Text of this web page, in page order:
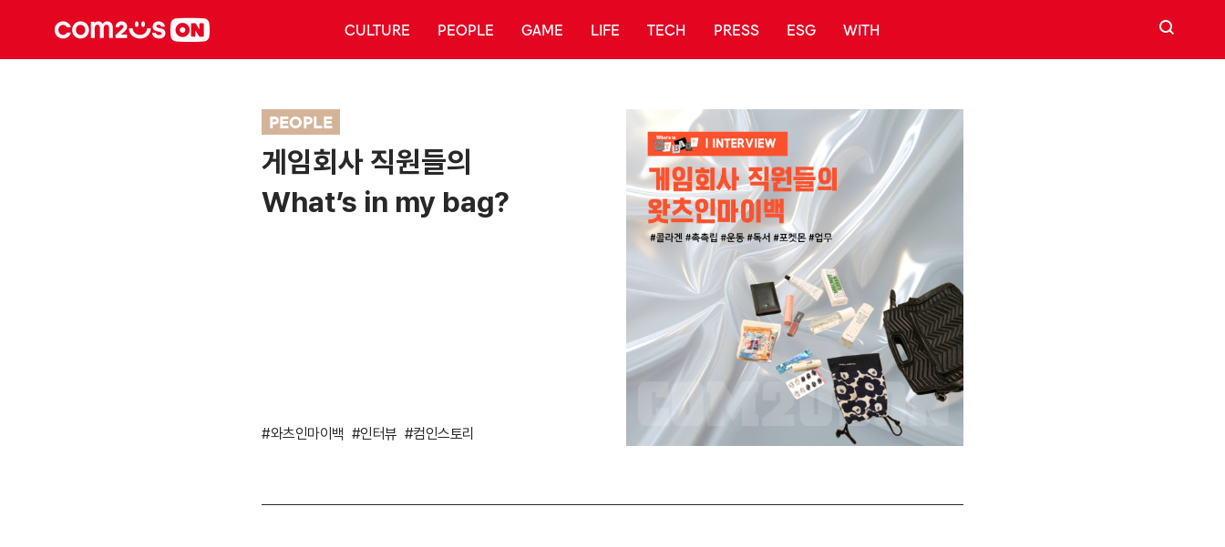
CULTURE PEOPLE GAME LIFE TECH PRESS ESG WITH 검색
PEOPLE
게임회사 직원들의
What’s in my bag?
#와츠인마이백 #인터뷰 #컴인스토리